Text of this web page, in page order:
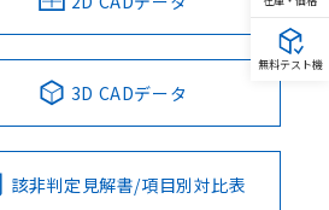
3D CADデータ
該非判定見解書/項目別対比表
無料テスト機